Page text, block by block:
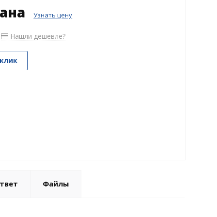
Узнать цену
Нашли дешевле?
Файлы